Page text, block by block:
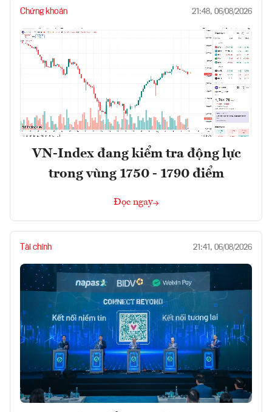
Chứng khoán 21:48, 06/08/2026
VN-Index đang kiểm tra động lực
trong vùng 1750 - 1790 điểm
Đọc ngay
Tài chính 21:41, 06/08/2026